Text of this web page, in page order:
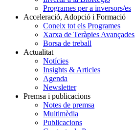
Programes per a inversors/es
Acceleració, Adopció i Formació
Coneix tot els Programes
Xarxa de Teràpies Avançades
Borsa de treball
Actualitat
Notícies
Insights & Articles
Agenda
Newsletter
Premsa i publicacions
Notes de premsa
Multimèdia
Publicacions